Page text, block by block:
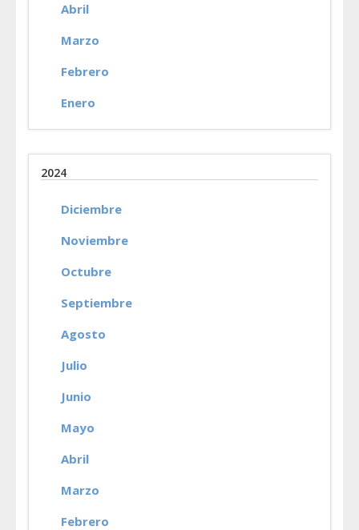
Abril
Marzo
Febrero
Enero
2024
Diciembre
Noviembre
Octubre
Septiembre
Agosto
Julio
Junio
Mayo
Abril
Marzo
Febrero